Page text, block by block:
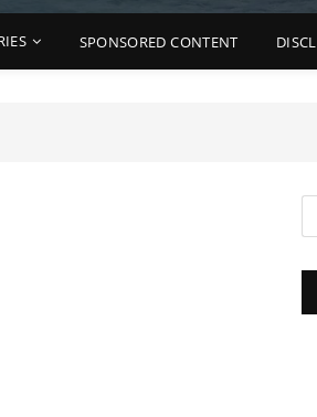
SPONSORED CONTENT